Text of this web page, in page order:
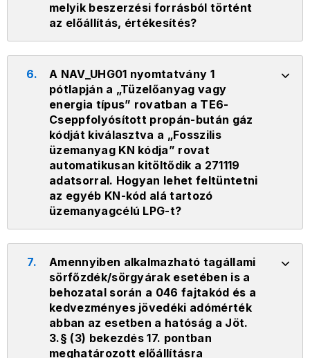
melyik beszerzési forrásból történt
az előállítás, értékesítés?
6.
A NAV_UHG01 nyomtatvány 1
pótlapján a „Tüzelőanyag vagy
energia típus” rovatban a TE6-
Cseppfolyósított propán-bután gáz
kódját kiválasztva a „Fosszilis
üzemanyag KN kódja” rovat
automatikusan kitöltődik a 271119
adatsorral. Hogyan lehet feltüntetni
az egyéb KN-kód alá tartozó
üzemanyagcélú LPG-t?
7.
Amennyiben alkalmazható tagállami
sörfőzdék/sörgyárak esetében is a
behozatal során a 046 fajtakód és a
kedvezményes jövedéki adómérték
abban az esetben a hatóság a Jöt.
3.§ (3) bekezdés 17. pontban
meghatározott előállításra